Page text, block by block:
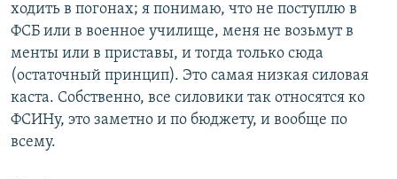
ходить в погонах; я понимаю, что не поступлю в
ФСБ или в военное училище, меня не возьмут в
менты или в приставы, и тогда только сюда
(остаточный принцип). Это самая низкая силовая
каста. Собственно, все силовики так относятся ко
ФСИНу, это заметно и по бюджету, и вообще по
всему.